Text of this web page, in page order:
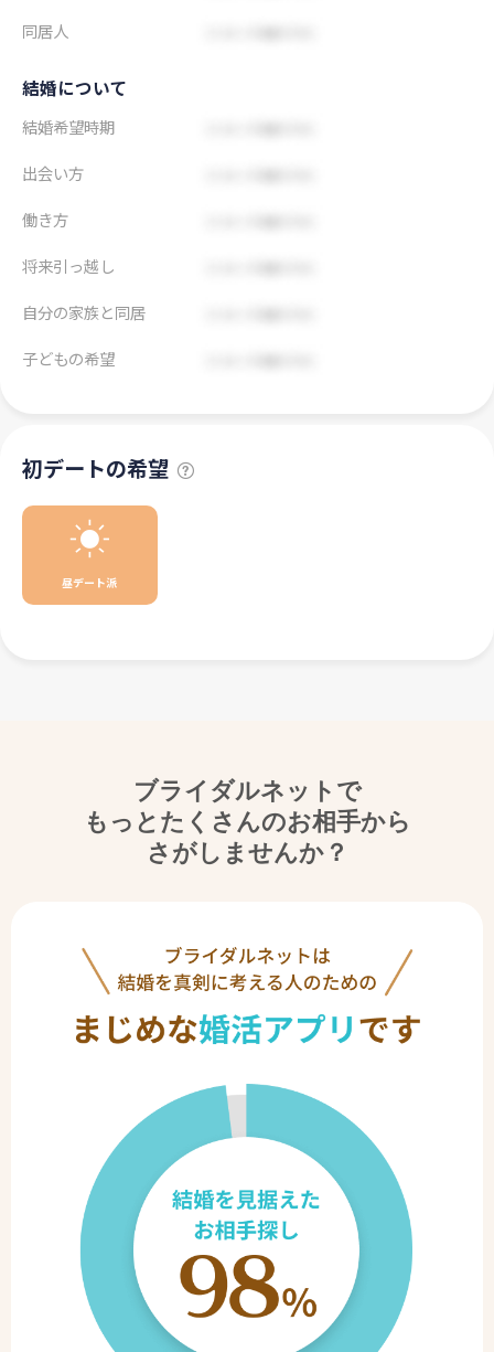
同居人
結婚について
結婚希望時期
出会い方
働き方
将来引っ越し
自分の家族と同居
子どもの希望
初デートの希望
昼デート派
ブライダルネットで
もっとたくさんのお相手から
さがしませんか？